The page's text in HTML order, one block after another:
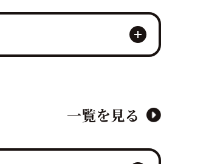
て近隣環境への配慮を徹
全性」にも及ぶ近隣への
一覧を見る